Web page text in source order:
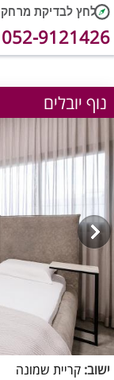
052-9121426
נוף יובלים
ישוב: קריית שמונה